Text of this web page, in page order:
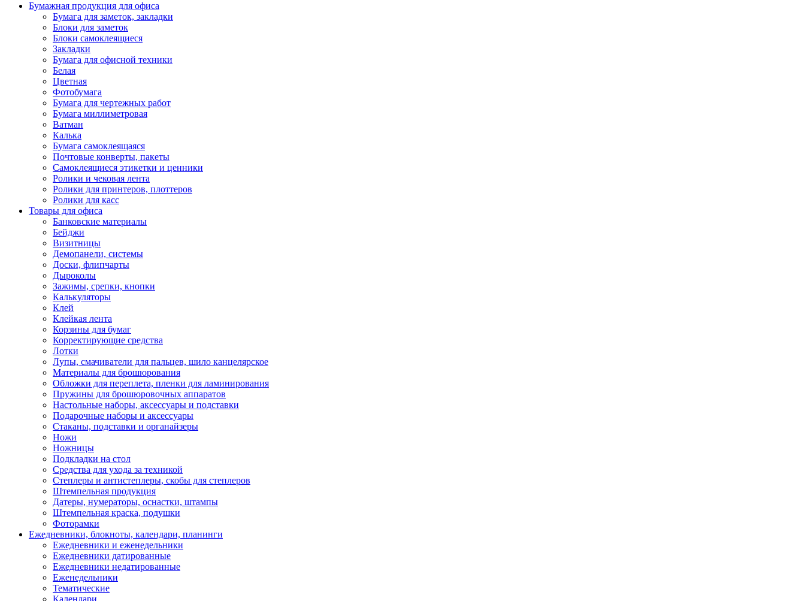
Бумажная продукция для офиса
Бумага для заметок, закладки
Блоки для заметок
Блоки самоклеящиеся
Закладки
Бумага для офисной техники
Белая
Цветная
Фотобумага
Бумага для чертежных работ
Бумага миллиметровая
Ватман
Калька
Бумага самоклеящаяся
Почтовые конверты, пакеты
Самоклеящиеся этикетки и ценники
Ролики и чековая лента
Ролики для принтеров, плоттеров
Ролики для касс
Товары для офиса
Банковские материалы
Бейджи
Визитницы
Демопанели, системы
Доски, флипчарты
Дыроколы
Зажимы, срепки, кнопки
Калькуляторы
Клей
Клейкая лента
Корзины для бумаг
Корректирующие средства
Лотки
Лупы, смачиватели для пальцев, шило канцелярское
Материалы для брошюрования
Обложки для переплета, пленки для ламинирования
Пружины для брошюровочных аппаратов
Настольные наборы, аксессуары и подставки
Подарочные наборы и аксессуары
Стаканы, подставки и органайзеры
Ножи
Ножницы
Подкладки на стол
Средства для ухода за техникой
Степлеры и антистеплеры, скобы для степлеров
Штемпельная продукция
Датеры, нумераторы, оснастки, штампы
Штемпельная краска, подушки
Фоторамки
Ежедневники, блокноты, календари, планинги
Ежедневники и еженедельники
Ежедневники датированные
Ежедневники недатированные
Еженедельники
Тематические